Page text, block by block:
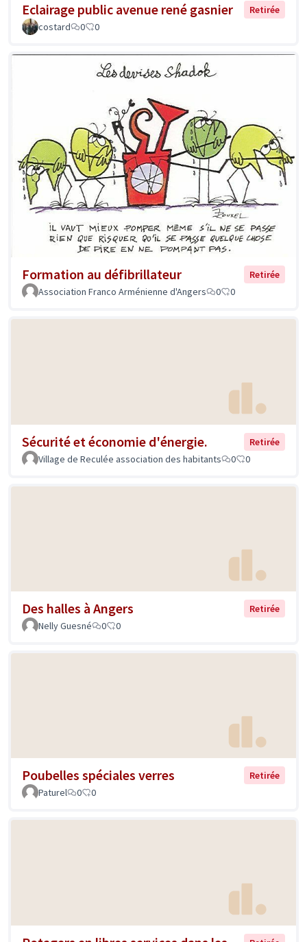
Eclairage public avenue rené gasnier
Retirée
costard
0 0
Formation au défibrillateur
Retirée
Association Franco Arménienne d'Angers
0 0
Sécurité et économie d'énergie.
Retirée
Village de Reculée association des habitants
0 0
Des halles à Angers
Retirée
Nelly Guesné
0 0
Poubelles spéciales verres
Retirée
Paturel
0 0